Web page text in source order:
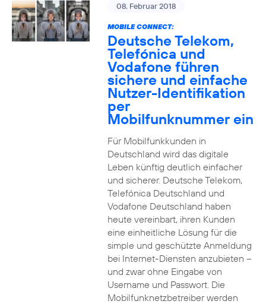
08. Februar 2018
MOBILE CONNECT:
Deutsche Telekom,
Telefónica und
Vodafone führen
sichere und einfache
Nutzer-Identifikation
per
Mobilfunknummer ein
Für Mobilfunkkunden in
Deutschland wird das digitale
Leben künftig deutlich einfacher
und sicherer. Deutsche Telekom,
Telefónica Deutschland und
Vodafone Deutschland haben
heute vereinbart, ihren Kunden
eine einheitliche Lösung für die
simple und geschützte Anmeldung
bei Internet-Diensten anzubieten –
und zwar ohne Eingabe von
Username und Passwort. Die
Mobilfunknetzbetreiber werden